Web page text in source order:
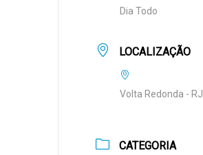
Dia Todo
LOCALIZAÇÃO
Volta Redonda - RJ
CATEGORIA